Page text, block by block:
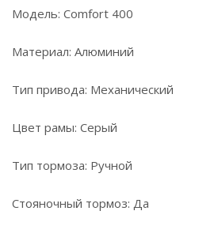
Модель: Comfort 400
Материал: Алюминий
Тип привода: Механический
Цвет рамы: Серый
Тип тормоза: Ручной
Стояночный тормоз: Да